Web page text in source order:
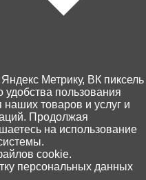
круглый, 366х76см, с
видеоинструкцией+ фильтр-
насос 220в 28212
В корзину
Избранное Поиск
Метрику, ВК пиксель
удобства пользования
товаров и услуг и
Продолжая
на использование
cookie.
персональных данных